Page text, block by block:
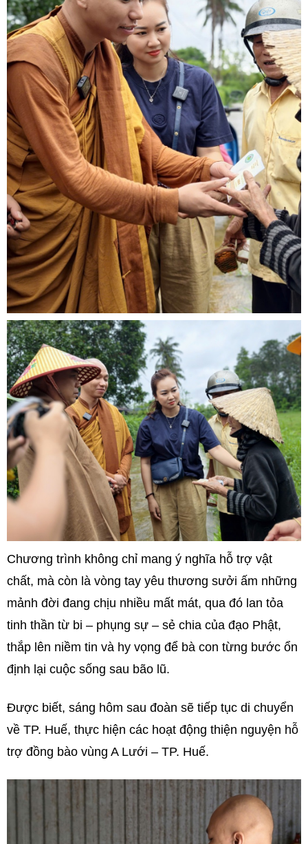
Chương trình không chỉ mang ý nghĩa hỗ trợ vật
chất, mà còn là vòng tay yêu thương sưởi ấm những
mảnh đời đang chịu nhiều mất mát, qua đó lan tỏa
tinh thần từ bi – phụng sự – sẻ chia của đạo Phật,
thắp lên niềm tin và hy vọng để bà con từng bước ổn
định lại cuộc sống sau bão lũ.
Được biết, sáng hôm sau đoàn sẽ tiếp tục di chuyển
về TP. Huế, thực hiện các hoạt động thiện nguyện hỗ
trợ đồng bào vùng A Lưới – TP. Huế.